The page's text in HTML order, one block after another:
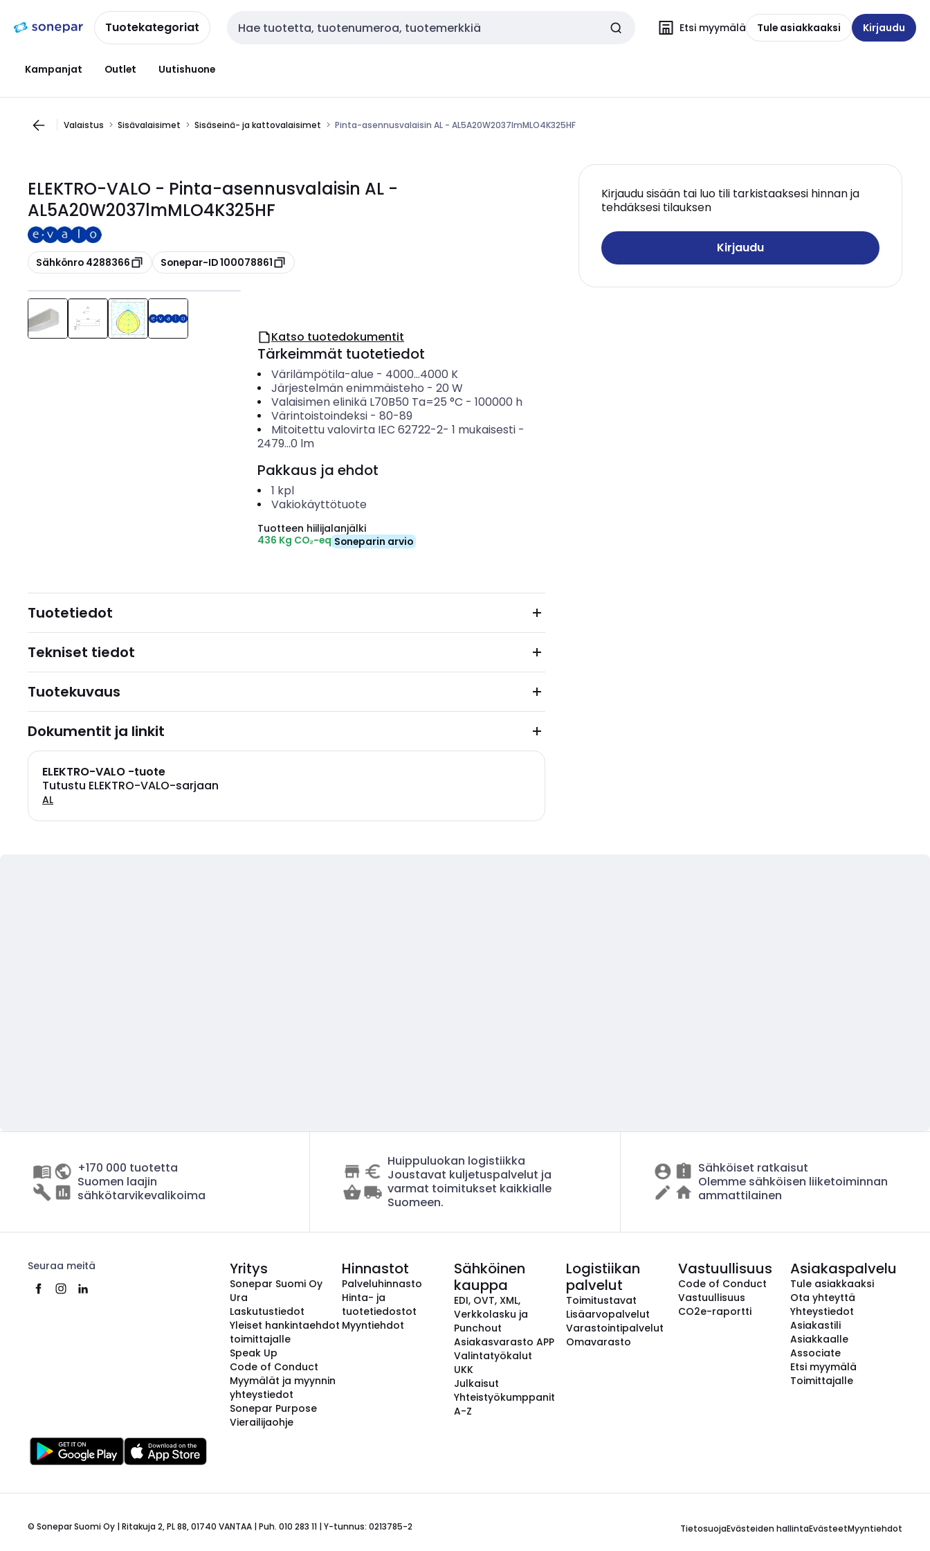
navigointiinsisältöönTuotekategoriat Haku Etsi myymälä Tule asiakkaaksi Kirjaudu
Kampanjat Outlet Uutishuone
Valaistus Sisävalaisimet Sisäseinä- ja kattovalaisimet Pinta-asennusvalaisin AL - AL5A20W2037lmMLO4K325HF
ELEKTRO-VALO - Pinta-asennusvalaisin AL -
AL5A20W2037lmMLO4K325HF
Kopioi
Sähkönro 4288366 Kopioi
Sonepar-ID 100078861
Kirjaudu sisään tai luo tili tarkistaaksesi hinnan ja
tehdäksesi tilauksen
Kirjaudu
Katso tuotedokumentit
Tärkeimmät tuotetiedot
Värilämpötila-alue - 4000...4000 K
Järjestelmän enimmäisteho - 20 W
Valaisimen elinikä L70B50 Ta=25 °C - 100000 h
Värintoistoindeksi- 80-89
Mitoitettu valovirta IEC 62722-2- 1 mukaisesti-
2479...0 lm
Pakkaus ja ehdot
1 kpl
Vakiokäyttötuote
Tuotteen hiilijalanjälki
436 Kg CO₂-eq Soneparin arvio
Tuotetiedot
Tekniset tiedot
Tuotekuvaus
Dokumentit ja linkit
ELEKTRO-VALO -tuote
Tutustu ELEKTRO-VALO-sarjaan
AL
+170 000 tuotetta
Suomen laajin
sähkötarvikevalikoima
Huippuluokan logistiikka
Joustavat kuljetuspalvelut ja
varmat toimitukset kaikkialle
Suomeen.
Sähköiset ratkaisut
Olemme sähköisen liiketoiminnan
ammattilainen
Seuraa meitä Yritys
Sonepar Suomi Oy
Ura
Laskutustiedot
Yleiset hankintaehdot
toimittajalle
Speak Up
Code of Conduct
Myymälät ja myynnin
yhteystiedot
Sonepar Purpose
Vierailijaohje
Hinnastot
Palveluhinnasto
Hinta- ja
tuotetiedostot
Myyntiehdot
Sähköinen
kauppa
EDI, OVT, XML,
Verkkolasku ja
Punchout
Asiakasvarasto APP
Valintatyökalut
UKK
Julkaisut
Yhteistyökumppanit
A-Z
Logistiikan
palvelut
Toimitustavat
Lisäarvopalvelut
Varastointipalvelut
Omavarasto
Vastuullisuus
Code of Conduct
Vastuullisuus
CO2e-raportti
Asiakaspalvelu
Tule asiakkaaksi
Ota yhteyttä
Yhteystiedot
Asiakastili
Asiakkaalle
Associate
Etsi myymälä
Toimittajalle
© Sonepar Suomi Oy | Ritakuja 2, PL 88, 01740 VANTAA | Puh. 010 283 11 | Y-tunnus: 0213785-2 TietosuojaEvästeiden hallintaEvästeetMyyntiehdot